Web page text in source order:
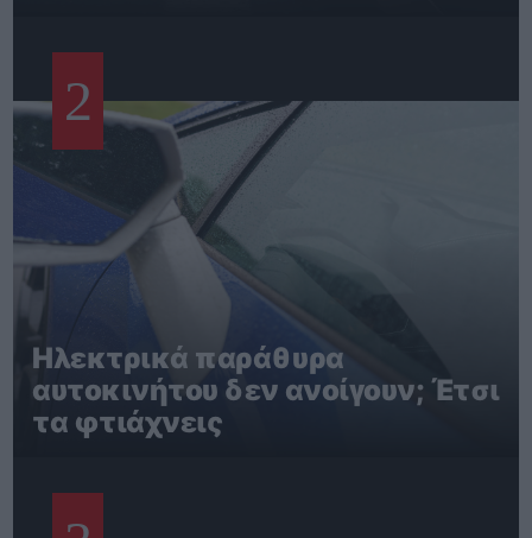
2
Ηλεκτρικά παράθυρα
αυτοκινήτου δεν ανοίγουν; Έτσι
τα φτιάχνεις